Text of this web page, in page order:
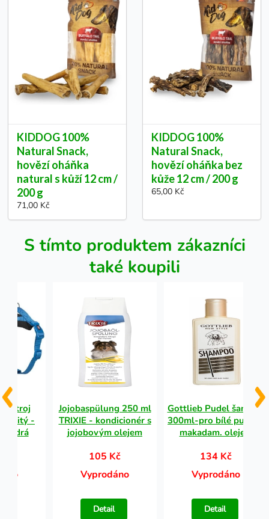
KIDDOG 100%
Natural Snack,
hovězí oháňka
natural s kůží 12 cm /
200 g
71,00 Kč
KIDDOG 100%
Natural Snack,
hovězí oháňka bez
kůže 12 cm / 200 g
65,00 Kč
S tímto produktem zákazníci
také koupili
-
Jojobaspülung 250 ml
TRIXIE - kondicionér s
jojobovým olejem
105 Kč
Vyprodáno
Detail
Gottlieb Pudel šampon
300ml-pro bílé pudly s
makadam. olejem
134 Kč
Vyprodáno
Detail